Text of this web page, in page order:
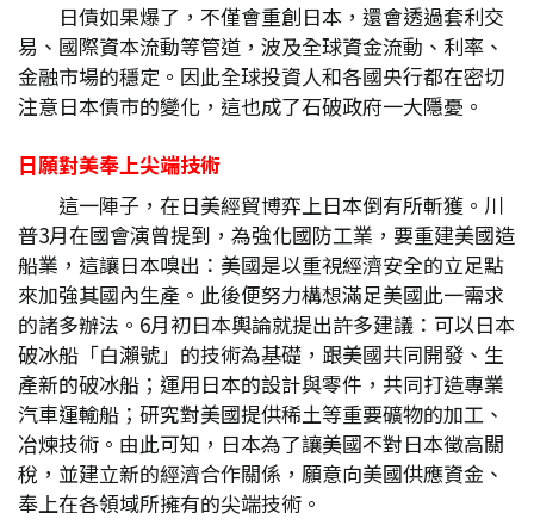
日債如果爆了，不僅會重創日本，還會透過套利交
易、國際資本流動等管道，波及全球資金流動、利率、
金融市場的穩定。因此全球投資人和各國央行都在密切
注意日本債市的變化，這也成了石破政府一大隱憂。
日願對美奉上尖端技術
這一陣子，在日美經貿博弈上日本倒有所斬獲。川
普3月在國會演曾提到，為強化國防工業，要重建美國造
船業，這讓日本嗅出：美國是以重視經濟安全的立足點
來加強其國內生產。此後便努力構想滿足美國此一需求
的諸多辦法。6月初日本輿論就提出許多建議：可以日本
破冰船「白瀨號」的技術為基礎，跟美國共同開發、生
產新的破冰船；運用日本的設計與零件，共同打造專業
汽車運輸船；研究對美國提供稀土等重要礦物的加工、
冶煉技術。由此可知，日本為了讓美國不對日本徵高關
稅，並建立新的經濟合作關係，願意向美國供應資金、
奉上在各領域所擁有的尖端技術。